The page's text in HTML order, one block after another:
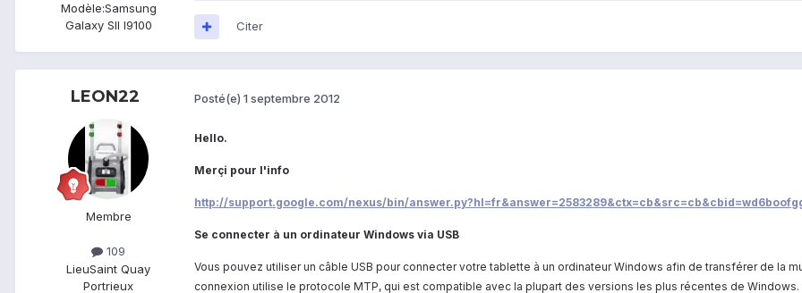
Modèle:Samsung
Galaxy SII I9100
Citer
LEON22
Membre
109
LieuSaint Quay
Portrieux
Posté(e) 1 septembre 2012
Hello.
Merçi pour l'info
http://support.google.com/nexus/bin/
Se connecter à un ordinateur Windows via USB
Vous pouvez utiliser un câble USB pour connecter votre tablette à un ordinateur Windows afin de transférer de la
connexion utilise le protocole MTP, qui est compatible avec la plupart des versions les plus récentes de Windows.